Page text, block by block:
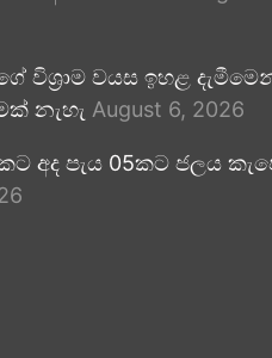
විශ්‍රාම වයස ඉහළ
නැහැ August 6, 2026
අද පැය 05කට ජලය